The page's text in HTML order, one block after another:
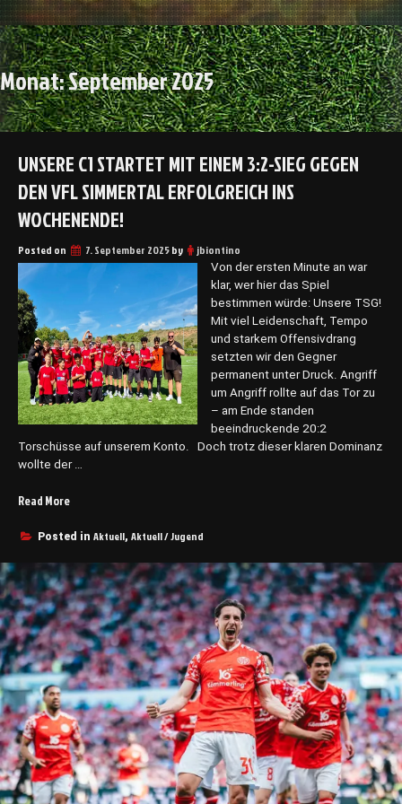
Monat:September 2025
UNSERE C1 STARTET MIT EINEM 3:2-SIEG GEGEN
DEN VFL SIMMERTAL ERFOLGREICH INS
WOCHENENDE!
Posted on 7. September 2025by jbiontino
Von der ersten Minute an war
klar, wer hier das Spiel
bestimmen würde: Unsere TSG!
Mit viel Leidenschaft, Tempo
und starkem Offensivdrang
setzten wir den Gegner
permanent unter Druck. Angriff
um Angriff rollte auf das Tor zu
– am Ende standen
beeindruckende 20:2
Torschüsse auf unserem Konto. Doch trotz dieser klaren Dominanz
wollte der …
Read More
n
e
r
e
C
1
s
t
a
r
t
e
t
m
Posted in Aktuell, Aktuell / Jugend